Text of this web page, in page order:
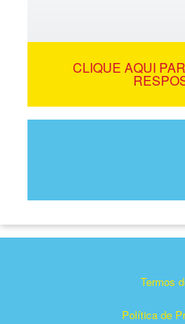
CLIQUE AQUI
Termos
Política de